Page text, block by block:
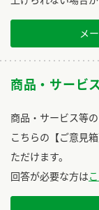
メ
商品・サービ
商品・サービス等
こちらの【ご意見
ただけます。
回答が必要な方は